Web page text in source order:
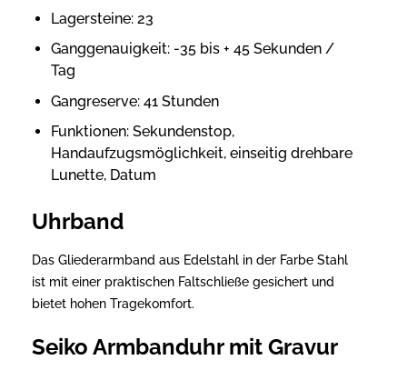
Lagersteine: 23
Ganggenauigkeit: -35 bis + 45 Sekunden /
Tag
Gangreserve: 41 Stunden
Funktionen: Sekundenstop,
Handaufzugsmöglichkeit, einseitig drehbare
Lunette, Datum
Uhrband
Das Gliederarmband aus Edelstahl in der Farbe Stahl
ist mit einer praktischen Faltschließe gesichert und
bietet hohen Tragekomfort.
Seiko Armbanduhr mit Gravur